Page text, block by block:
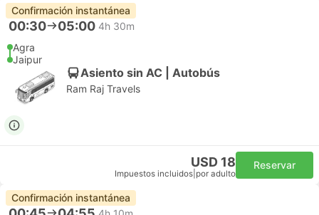
Confirmación instantánea
00:30 05:00 4h 30m
Agra
Jaipur
Asiento sin AC | Autobús
Ram Raj Travels
USD 18
Impuestos incluidos por adulto
Reservar
Confirmación instantánea